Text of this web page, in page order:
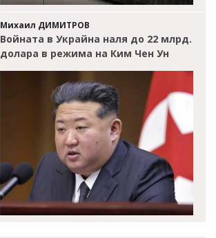
Михаил ДИМИТРОВ
Войната в Украйна наля до 22 млрд.
долара в режима на Ким Чен Ун